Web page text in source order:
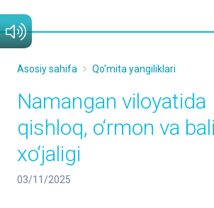
Asosiy sahifa Qo'mita yangiliklari
Namangan viloyatida
qishloq, o‘rmon va
xo‘jaligi
03/11/2025